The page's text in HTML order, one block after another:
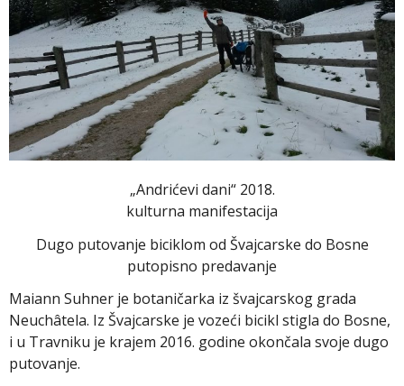
„Andrićevi dani“ 2018.
kulturna manifestacija
Dugo putovanje biciklom od Švajcarske do Bosne
putopisno predavanje
Maiann Suhner je botaničarka iz švajcarskog grada
Neuchâtela. Iz Švajcarske je vozeći bicikl stigla do Bosne,
i u Travniku je krajem 2016. godine okončala svoje dugo
putovanje.